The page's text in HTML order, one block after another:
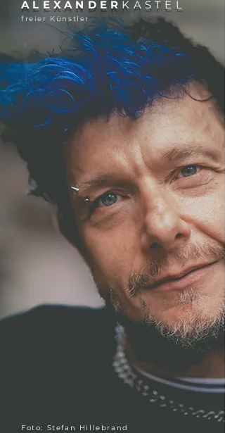
ALEXANDER KÄSTEL
freier Künstler
Foto: Stefan Hillebrand